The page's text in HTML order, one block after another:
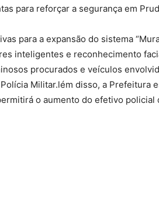
para reforçar a segurança em
para a expansão do sistema
inteligentes e reconhecimento
procurados e veículos
Militar.lém disso, a Prefeitura
o aumento do efetivo policial